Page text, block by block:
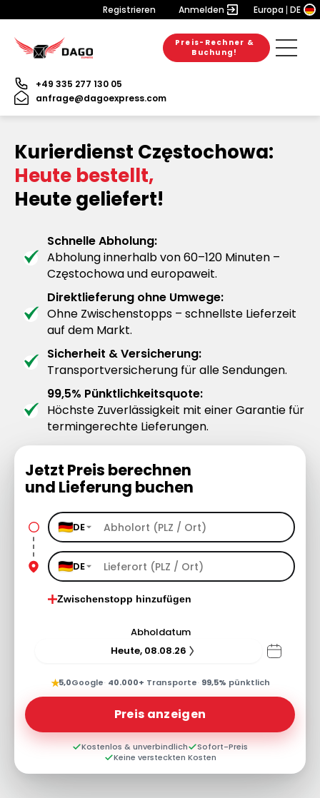
Registrieren Anmelden Europa DE
Preis-Rechner &
Buchung!
+49 335 277 130 05
anfrage@dagoexpress.com
Kurierdienst Częstochowa:
Heute bestellt,
Heute geliefert!
Schnelle Abholung:
Abholung innerhalb von 60–120 Minuten –
Częstochowa und europaweit.
Direktlieferung ohne Umwege:
Ohne Zwischenstopps – schnellste Lieferzeit
auf dem Markt.
Sicherheit & Versicherung:
Transportversicherung für alle Sendungen.
99,5% Pünktlichkeitsquote:
Höchste Zuverlässigkeit mit einer Garantie für
termingerechte Lieferungen.
Jetzt Preis berechnen
und Lieferung buchen
DE
DE
Zwischenstopp hinzufügen
Abholdatum
Heute, 08.08.26
★5,0Google· 40.000+ Transporte· 99,5% pünktlich
Preis anzeigen
Kostenlos & unverbindlich
Sofort-Preis
Keine versteckten Kosten